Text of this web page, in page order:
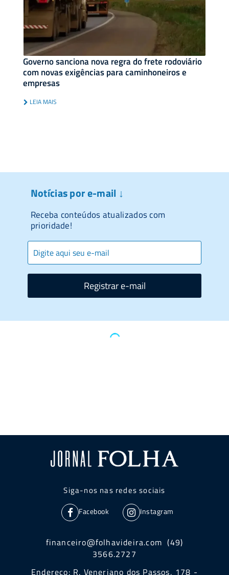
Governo sanciona nova regra do frete rodoviário
com novas exigências para caminhoneiros e
empresas
LEIA MAIS
Notícias por e-mail ↓
Receba conteúdos atualizados com
prioridade!
Registrar e-mail
Siga-nos nas redes sociais
Facebook Instagram
financeiro@folhavideira.com (49)
3566.2727
Endereço: R. Veneriano dos Passos, 178 -